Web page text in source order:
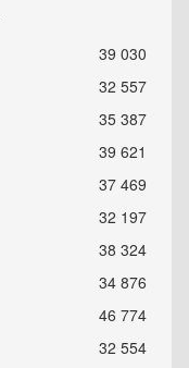
39 030
32 557
35 387
39 621
37 469
32 197
38 324
34 876
46 774
32 554